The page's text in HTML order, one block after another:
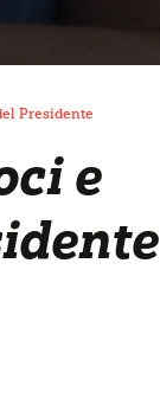
Presidente
e